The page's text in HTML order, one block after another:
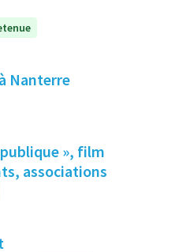
Nanterre
», film
associations